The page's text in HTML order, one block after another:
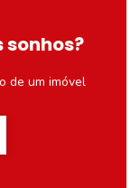
de um imóvel